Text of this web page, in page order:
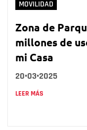
MOVILIDAD
Zona de
millones de
mi Casa
20•03•2025
LEER MÁS